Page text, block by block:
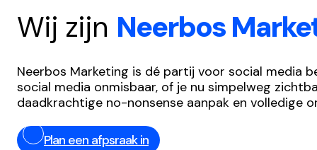
Wij zijn Neerbos
Neerbos Marketing is dé partij voor social media
social media onmisbaar, of je nu simpelweg
daadkrachtige no-nonsense aanpak en volledige
Plan een afpsraak in